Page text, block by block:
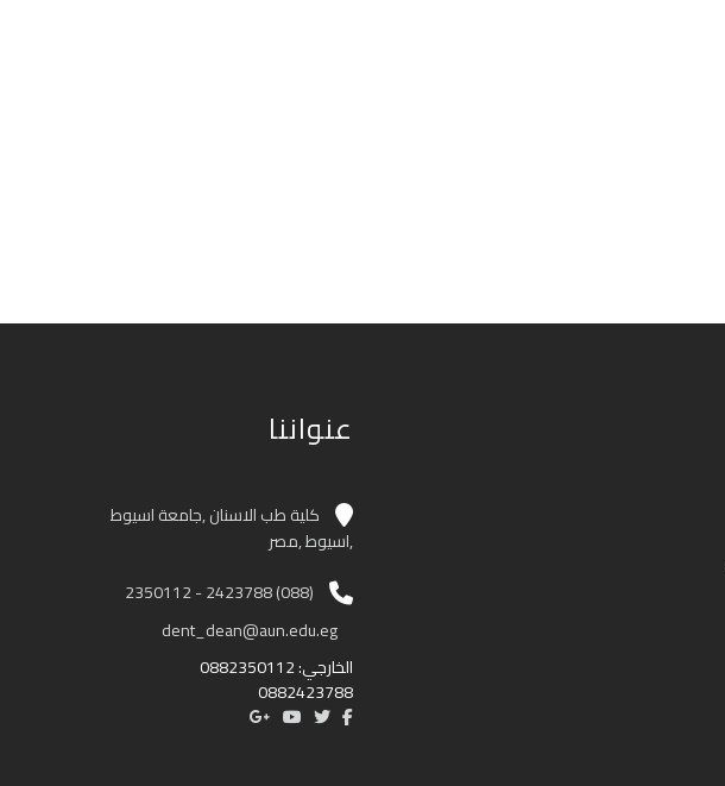
عنواننا
كلية طب الاسنان ,جامعة اسيوط
,اسيوط ,مصر
(088) 2423788 - 2350112
الخارجي: 0882350112
0882423788